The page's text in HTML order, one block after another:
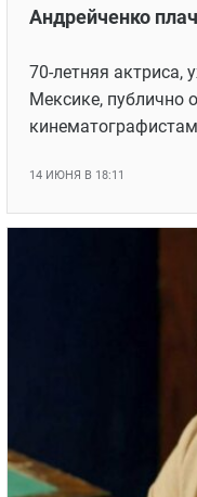
Андрейченко
70-летняя актриса,
Мексике, публично
14 ИЮНЯ В 18:11